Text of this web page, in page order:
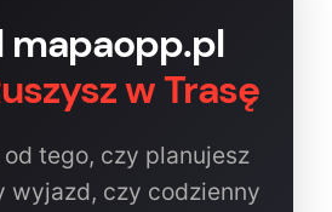
mapaopp.pl
w Trasę
tego, czy planujesz
wyjazd, czy codzienny